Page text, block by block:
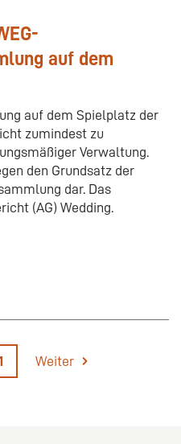
auf dem
auf dem Spielplatz der
zumindest zu
Verwaltung.
den Grundsatz der
dar. Das
(AG) Wedding.
Weiter